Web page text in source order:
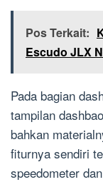
Pos Terkait:
Escudo JLX
Pada bagian
tampilan
bahkan
fiturnya sendiri
speedometer